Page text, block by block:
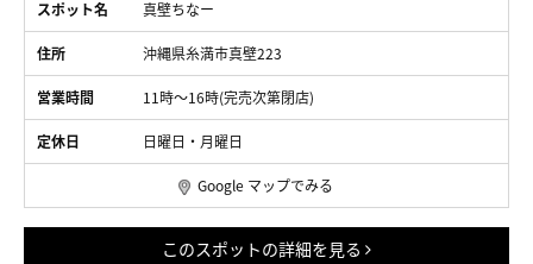
スポット名 真壁ちなー
住所 沖縄県糸満市真壁223
営業時間 11時～16時(完売次第閉店)
定休日 日曜日・月曜日
Google マップでみる
このスポットの詳細を見る